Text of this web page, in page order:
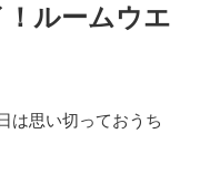
ルームウエ
思い切っておうち